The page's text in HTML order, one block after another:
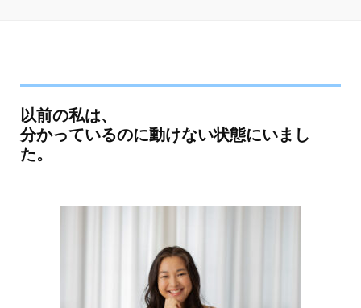
以前の私は、
分かっているのに動けない状態にいまし
た。